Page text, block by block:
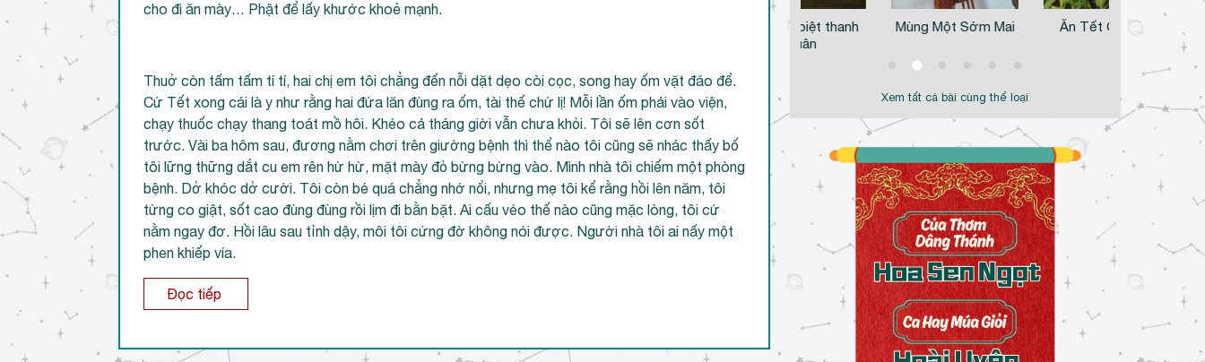
cho đi ăn mày… Phật để lấy khước khoẻ mạnh.
Thuở còn tấm tấm tí tí, hai chị em tôi chẳng đến nỗi dặt dẹo còi cọc, song hay ốm vặt đáo để.
Cứ Tết xong cái là y như rằng hai đứa lăn đùng ra ốm, tài thế chứ lị! Mỗi lần ốm phải vào viện,
chạy thuốc chạy thang toát mồ hôi. Khéo cả tháng giời vẫn chưa khỏi. Tôi sẽ lên cơn sốt
trước. Vài ba hôm sau, đương nằm chơi trên giường bệnh thì thể nào tôi cũng sẽ nhác thấy bố
tôi lững thững dắt cu em rên hừ hừ, mặt mày đỏ bừng bừng vào. Mình nhà tôi chiếm một phòng
bệnh. Dở khóc dở cười. Tôi còn bé quá chẳng nhớ nổi, nhưng mẹ tôi kể rằng hồi lên năm, tôi
từng co giật, sốt cao đùng đùng rồi lịm đi bằn bặt. Ai cấu véo thế nào cũng mặc lòng, tôi cứ
nằm ngay đơ. Hồi lâu sau tỉnh dậy, môi tôi cứng đờ không nói được. Người nhà tôi ai nấy một
phen khiếp vía.
Đọc tiếp
Mùng Một Sớm Mai Ăn Tết Cả Năm
Tập tản văn: Ngày đẹp
Xem tất cả bài cùng thể loại